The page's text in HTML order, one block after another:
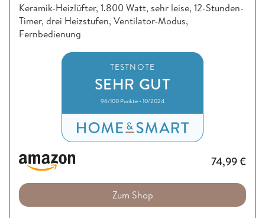
Keramik-Heizlüfter, 1.800 Watt, sehr leise, 12-Stunden-
Timer, drei Heizstufen, Ventilator-Modus,
Fernbedienung
TESTNOTE
SEHR GUT
96/100 Punkte • 10/2024
74,99€
Zum Shop